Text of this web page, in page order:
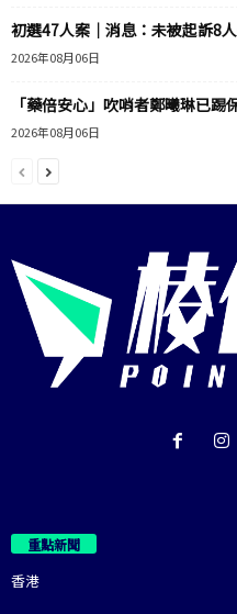
初選47人案｜消息：未被起訴8
2026年08月06日
「藥倍安心」吹哨者鄭曦琳已
2026年08月06日
重點新聞
香港